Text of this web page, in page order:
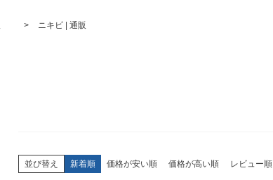
ニキビ | 通販
並び替え 新着順 価格が安い順 価格が高い順 レビュー順